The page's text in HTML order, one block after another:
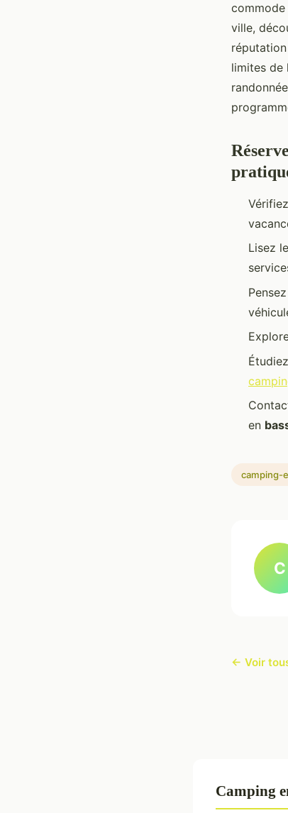
commode
ville,
limites de
Lisez
en
camping-
C
← Voir
Camping